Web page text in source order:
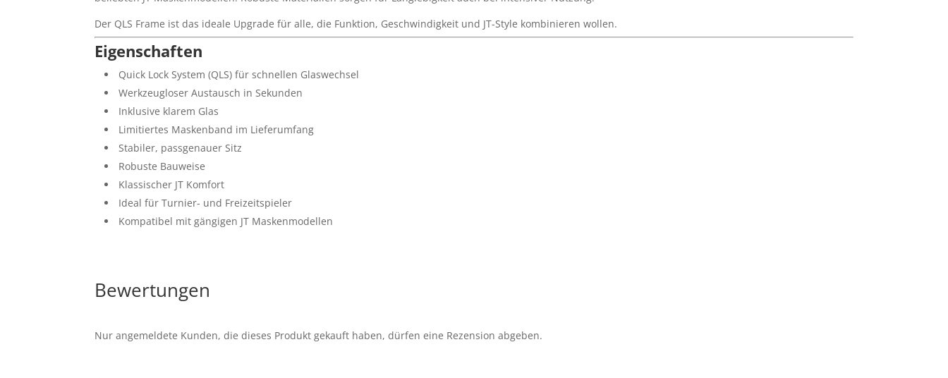
Der QLS Frame ist das ideale Upgrade für alle, die Funktion, Geschwindigkeit und JT-Style kombinieren wollen.
Eigenschaften
Quick Lock System (QLS) für schnellen Glaswechsel
Werkzeugloser Austausch in Sekunden
Inklusive klarem Glas
Limitiertes Maskenband im Lieferumfang
Stabiler, passgenauer Sitz
Robuste Bauweise
Klassischer JT Komfort
Ideal für Turnier- und Freizeitspieler
Kompatibel mit gängigen JT Maskenmodellen
Bewertungen
Nur angemeldete Kunden, die dieses Produkt gekauft haben, dürfen eine Rezension abgeben.